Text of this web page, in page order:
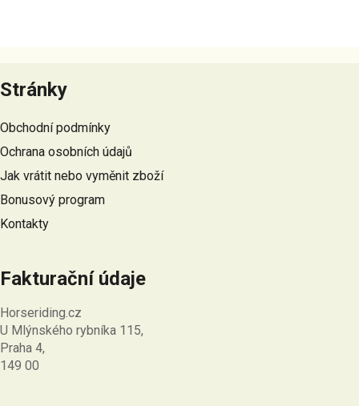
á
p
a
t
í
Stránky
Obchodní podmínky
Ochrana osobních údajů
Jak vrátit nebo vyměnit zboží
Bonusový program
Kontakty
Fakturační údaje
Horseriding.cz
U Mlýnského rybníka 115,
Praha 4,
149 00